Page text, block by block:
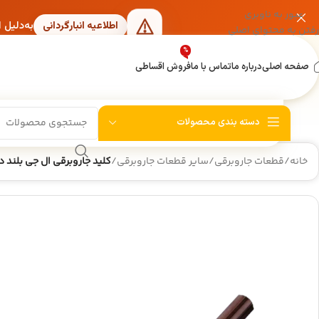
عبور به ناوبری
رفتن به محتوای اصلی
اطلاعیه انبارگردانی
صفحه اصلیدرباره ماتماس با مافروش اقساطی
%
دسته بندی محصولات
خانه/قطعات جاروبرقی/سایر قطعات جاروبرقی/کلید جاروبرقی ال جی